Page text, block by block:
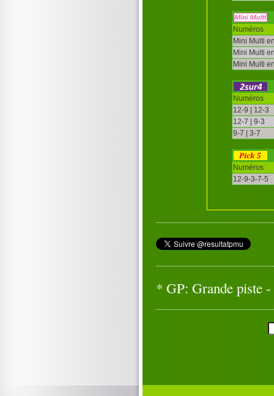
Numéros
Mini Multi
Mini Multi
Mini Multi
Numéros
12-9 | 12-3
12-7 | 9-3
9-7 | 3-7
Numéros
12-9-3-7-5
* GP: Grande piste